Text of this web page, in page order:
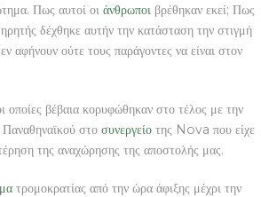
Πως αυτοί οι άνθρωποι βρέθηκαν εκεί; Πως
δέχθηκε αυτήν την κατάσταση την στιγμή
αφήνουν ούτε τους παράγοντες να είναι στον
οποίες βέβαια κορυφώθηκαν στο τέλος με την
στο συνεργείο της Nova που είχε
της αναχώρησης της αποστολής μας.
τρομοκρατίας από την ώρα άφιξης μέχρι την